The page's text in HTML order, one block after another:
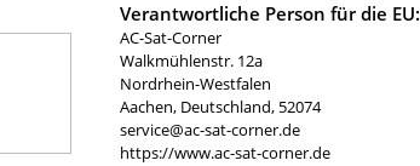
Verantwortliche Person für die EU:
AC-Sat-Corner
Walkmühlenstr. 12a
Nordrhein-Westfalen
Aachen, Deutschland, 52074
service@ac-sat-corner.de
https://www.ac-sat-corner.de